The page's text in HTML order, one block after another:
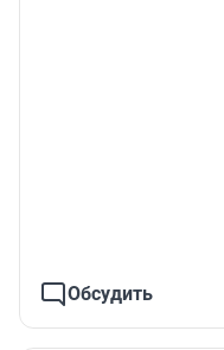
Обсудить